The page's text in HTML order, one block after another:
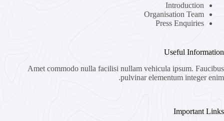
Introduction
Organisation Team
Press Enquiries
Useful Information
Amet commodo nulla facilisi nullam vehicula ipsum. Faucibus
pulvinar elementum integer enim.
Important Links